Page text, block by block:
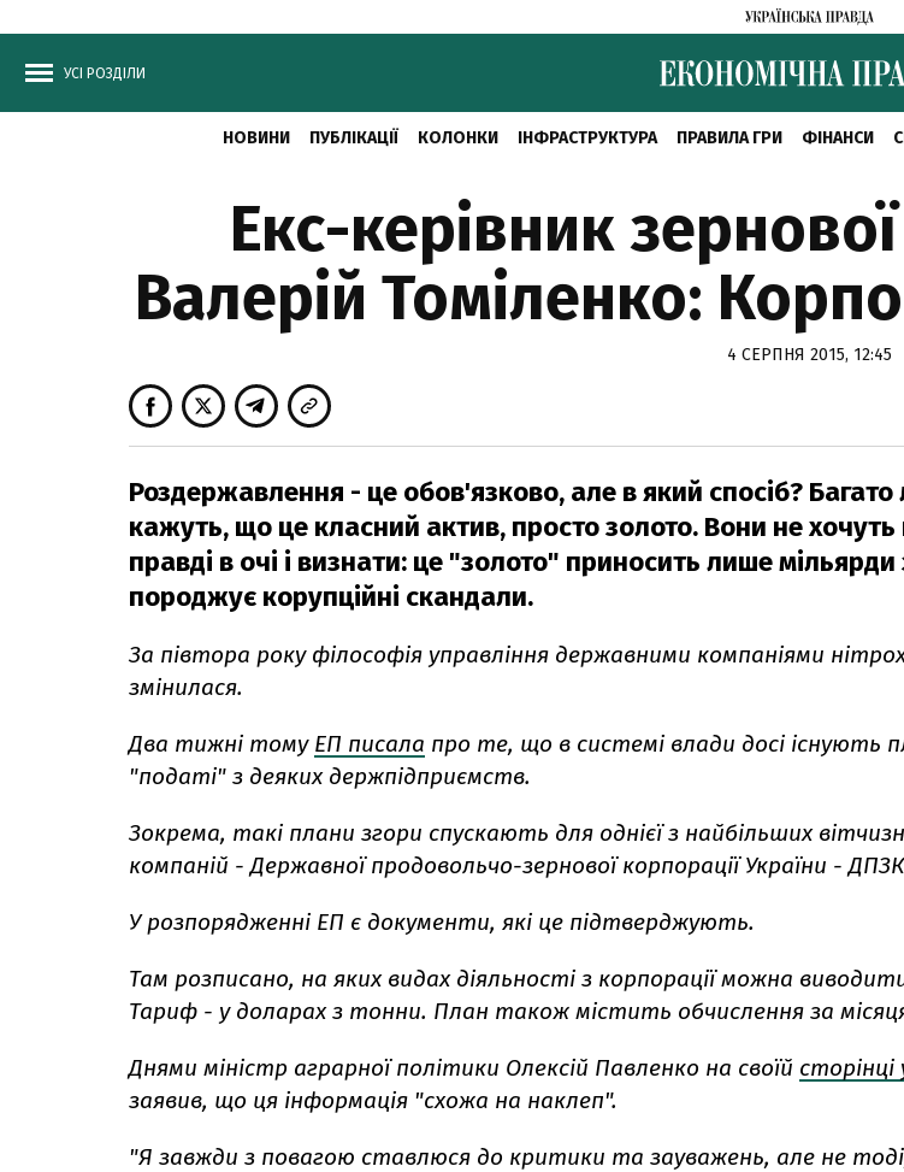
УСІ РОЗДІЛИ
НОВИНИ ПУБЛІКАЦІЇ КОЛОНКИ ІНФРАСТРУКТУРА ПРАВИЛА ГРИ ФІНАНСИ
Екс-керівник
Валерій Томіленко:
4 СЕРПНЯ 2015, 12:45
Роздержавлення - це обов'язково, але в який спосіб?
кажуть, що це класний актив, просто золото. Вони не
правді в очі і визнати: це "золото" приносить лише мільярди
породжує корупційні скандали.
За півтора року філософія управління державними компаніями
змінилася.
Два тижні тому ЕП писала про те, що в системі влади досі існують
"податі" з деяких держпідприємств.
Зокрема, такі плани згори спускають для однієї з найбільших
компаній - Державної продовольчо-зернової корпорації України -
У розпорядженні ЕП є документи, які це підтверджують.
Там розписано, на яких видах діяльності з корпорації можна
Тариф - у доларах з тонни. План також містить обчислення за
Днями міністр аграрної політики Олексій Павленко на своїй сторінці
заявив, що ця інформація "схожа на наклеп".
"Я завжди з повагою ставлюся до критики та зауважень, але не